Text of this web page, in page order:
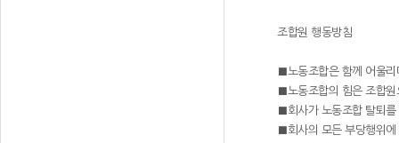
조합원 행동방침
■노동조합은 함께 어울리
■노동조합의 힘은 조합원
■회사가 노동조합 탈퇴를
■회사의 모든 부당행위에